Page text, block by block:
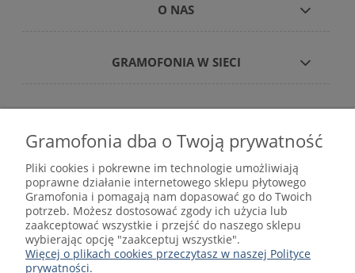
O NAS
GRAMOFONIA W SIECI
gramofonia.com
kontakt@gramofonia.info
+48 601 262 000
Copyright © 2012–2026 GRAMOFONIA
Gramofonia dba o Twoją prywatność
Pliki cookies i pokrewne im technologie umożliwiają
poprawne działanie internetowego sklepu płytowego
Gramofonia i pomagają nam dopasować go do Twoich
potrzeb. Możesz dostosować zgody ich użycia lub
zaakceptować wszystkie i przejść do naszego sklepu
wybierając opcję "zaakceptuj wszystkie".
Więcej o plikach cookies przeczytasz w naszej Polityce
prywatności.